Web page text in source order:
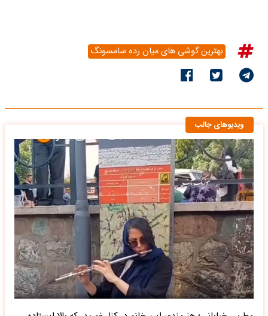
بهترین گوشی های میان رده سامسونگ
ویدیوهای جالب